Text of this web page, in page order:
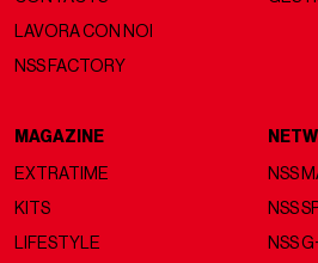
LAVORA CON NOI
NSS FACTORY
MAGAZINE
EXTRATIME
KITS
LIFESTYLE
NSS
NSS
NSS